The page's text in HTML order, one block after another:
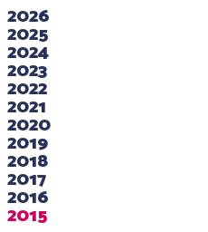
2026
2025
2024
2023
2022
2021
2020
2019
2018
2017
2016
2015